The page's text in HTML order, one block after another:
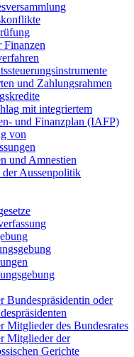
Finanzen
und Zahlungsrahmen
mit integriertem
und Finanzplan (IAFP)
von
und Amnestien
Aussenpolitik
Bundespräsidentin oder
Mitglieder des Bundesrates
Mitglieder der
Gerichte